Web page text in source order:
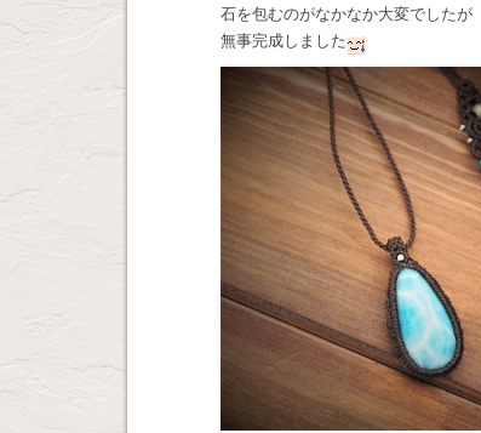
石を包むのがなかなか大変でしたが
無事完成しました